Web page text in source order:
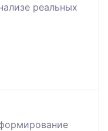
реальных